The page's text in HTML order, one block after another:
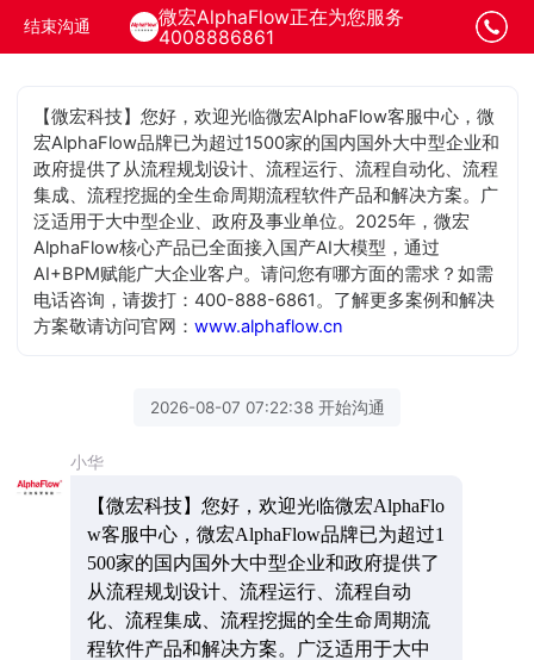
结束沟通
微宏AlphaFlow正在为您服务
4008886861
【微宏科技】您好，欢迎光临微宏AlphaFlow客服中心，微
宏AlphaFlow品牌已为超过1500家的国内国外大中型企业和
政府提供了从流程规划设计、流程运行、流程自动化、流程
集成、流程挖掘的全生命周期流程软件产品和解决方案。广
泛适用于大中型企业、政府及事业单位。2025年，微宏
AlphaFlow核心产品已全面接入国产AI大模型，通过
AI+BPM赋能广大企业客户。请问您有哪方面的需求？如需
电话咨询，请拨打：400-888-6861。了解更多案例和解决
方案敬请访问官网：www.alphaflow.cn
2026-08-07 07:22:38 开始沟通
小华
【微宏科技】您好，欢迎光临微宏AlphaFlo
w客服中心，微宏AlphaFlow品牌已为超过1
500家的国内国外大中型企业和政府提供了
从流程规划设计、流程运行、流程自动
化、流程集成、流程挖掘的全生命周期流
程软件产品和解决方案。广泛适用于大中